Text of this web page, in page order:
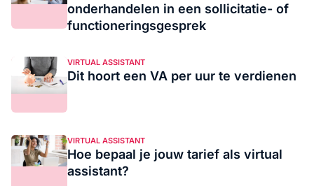
onderhandelen in een sollicitatie- of
functioneringsgesprek
VIRTUAL ASSISTANT
Dit hoort een VA per uur te verdienen
VIRTUAL ASSISTANT
Hoe bepaal je jouw tarief als virtual
assistant?